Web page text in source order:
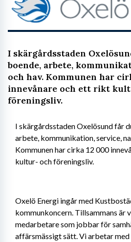
I skärgårdsstaden
boende, arbete,
och hav. Kommunen har
innevånare och ett rikt
föreningsliv.
I skärgårdsstaden Oxelösund får
arbete, kommunikation, service,
Kommunen har cirka 12 000
kultur- och föreningsliv.
Oxelö Energi ingår med
kommunkoncern. Tillsammans är
medarbetare som jobbar för
affärsmässigt sätt. Vi arbetar